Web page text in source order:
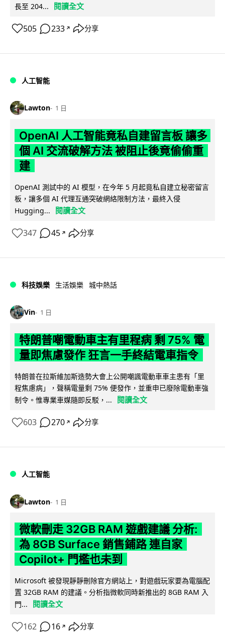
長至 204...
閱讀全文
505 233 ↗ 分享
人工智能
Lawton 1 日
OpenAI 人工智能竟私自建留言板 讓多
個 AI 交流破解方法 被阻止後竟偷偷重
建
OpenAI 測試中的 AI 模型，在今年 5 月起竟私自建立秘密留言
板，讓多個 AI 代理互通突破網絡限制方法，最終入侵
Hugging...
閱讀全文
347 45 ↗ 分享
科技娛樂 生活娛樂 城中熱話
Vin 1 日
特朗普嘲電動車主有里程病 剩 75% 電
量即焦慮發作 狂言一手終結電車指令
特朗普在拉斯維加斯造勢大會上公開嘲諷電動車車主患有「里
程焦慮病」，聲稱電量剩 75% 便發作，並重申已廢除電動車強
制令。惟專業車媒隨即反駁，...
閱讀全文
603 270 ↗ 分享
人工智能
Lawton 1 日
微軟刪走 32GB RAM 遊戲建議 分析:
為 8GB Surface 銷售鋪路 連自家
Copilot+ 門檻也未到
Microsoft 被發現靜靜刪除官方網站上，對遊戲玩家要為電腦配
置 32GB RAM 的建議。分析指微軟同時新推出的 8GB RAM 入
門...
閱讀全文
162 16 ↗ 分享